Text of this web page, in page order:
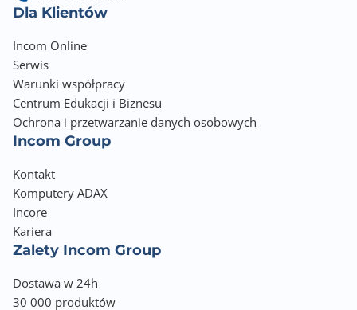
Waga (g)
Informacje dodatkowe
Features: Fanless, Power Saving by Detecting Link
Status & Cable Length
Input voltage: 55 V/1.3 A
Max. power consumption (watt): 72
External Power Supply
PoE power budget (watt): 60
Operating Temperature: 0°C to 40°C/32°F to 104°F
Storage Temperature -40°C to 70°C/-40°F to 158°F
Dla Klientów
Incom Online
Serwis
Warunki współpracy
Centrum Edukacji i Biznesu
Ochrona i przetwarzanie danych osobowych
Incom Group
Kontakt
Komputery ADAX
Incore
Kariera
Zalety Incom Group
Dostawa w 24h
30 000 produktów